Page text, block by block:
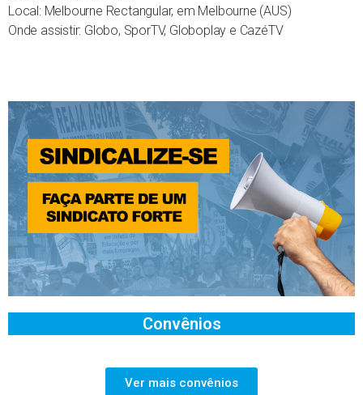
Local: Melbourne Rectangular, em Melbourne (AUS)
Onde assistir: Globo, SporTV, Globoplay e CazéTV
Convênios
Ver mais convênios